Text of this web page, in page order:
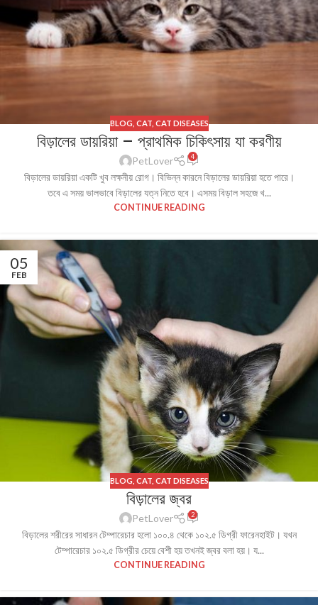
BLOG CAT, CAT DISEASES
বিড়ালের ডায়রিয়া – প্রাথমিক চিকিৎসায় যা করণীয়
PetLover 4
বিড়ালের ডায়রিয়া একটি খুব লক্ষনীয় রোগ। বিভিন্ন কারনে বিড়ালের ডায়রিয়া হতে পারে।
তবে এ সময় ভালভাবে বিড়ালের যত্ন নিতে হবে। এসময় বিড়াল সহজে খ...
CONTINUE READING
05
FEB
BLOG CAT, CAT DISEASES
বিড়ালের জ্বর
PetLover 2
বিড়ালের শরীরের সাধারন টেম্পারেচার হলো ১০০.৪ থেকে ১০২.৫ ডিগ্রী ফারেনহাইট। যখন
টেম্পারেচার ১০২.৫ ডিগ্রীর চেয়ে বেশী হয় তখনই জ্বর বলা হয়। য...
CONTINUE READING